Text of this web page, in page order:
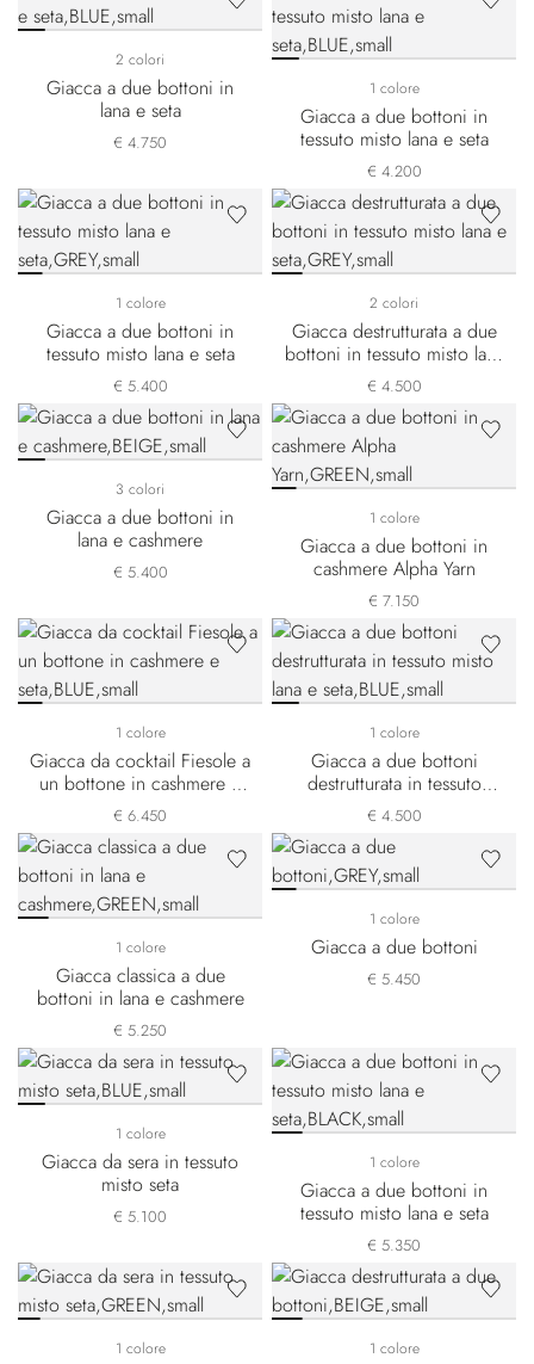
2 colori
Giacca a due bottoni in
lana e seta
€ 4.750
1 colore
Giacca a due bottoni in
tessuto misto lana e seta
€ 4.200
1 colore
Giacca a due bottoni in
tessuto misto lana e seta
€ 5.400
2 colori
Giacca destrutturata a due
bottoni in tessuto misto lana
e seta
€ 4.500
3 colori
Giacca a due bottoni in
lana e cashmere
€ 5.400
1 colore
Giacca a due bottoni in
cashmere Alpha Yarn
€ 7.150
1 colore
Giacca da cocktail Fiesole a
un bottone in cashmere e
seta
€ 6.450
1 colore
Giacca a due bottoni
destrutturata in tessuto
misto lana e seta
€ 4.500
1 colore
Giacca classica a due
bottoni in lana e cashmere
€ 5.250
1 colore
Giacca a due bottoni
€ 5.450
1 colore
Giacca da sera in tessuto
misto seta
€ 5.100
1 colore
Giacca a due bottoni in
tessuto misto lana e seta
€ 5.350
1 colore 1 colore